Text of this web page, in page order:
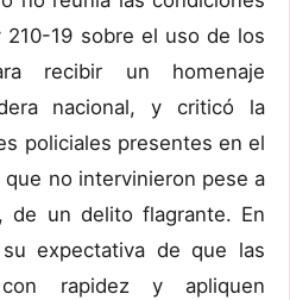
210-19 sobre el uso de los
recibir un homenaje
nacional, y criticó la
policiales presentes en el
no intervinieron pese a
de un delito flagrante. En
expectativa de que las
rapidez y apliquen